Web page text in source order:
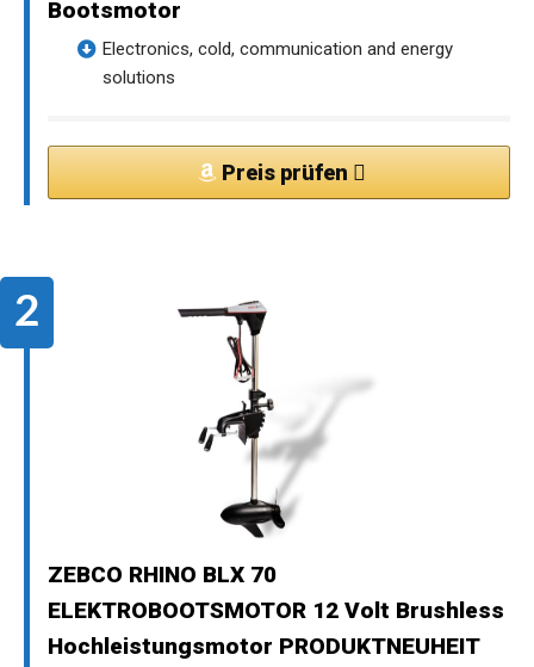
Bootsmotor
Electronics, cold, communication and energy
solutions
Preis prüfen
ZEBCO RHINO BLX 70
ELEKTROBOOTSMOTOR 12 Volt Brushless
Hochleistungsmotor PRODUKTNEUHEIT